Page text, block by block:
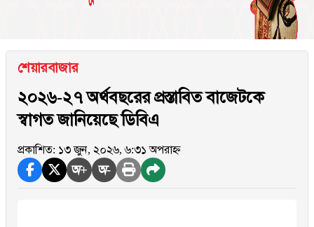
শেয়ারবাজার
২০২৬-২৭ অর্থবছরের প্রস্তাবিত বাজেটকে
স্বাগত জানিয়েছে ডিবিএ
প্রকাশিত: ১৩ জুন, ২০২৬, ৬:৩১ অপরাহ্ন
অ+ অ-